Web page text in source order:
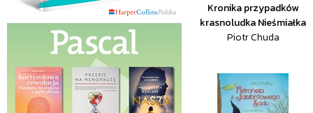
Kronika przypadków
krasnoludka Nieśmiałka
Piotr Chuda